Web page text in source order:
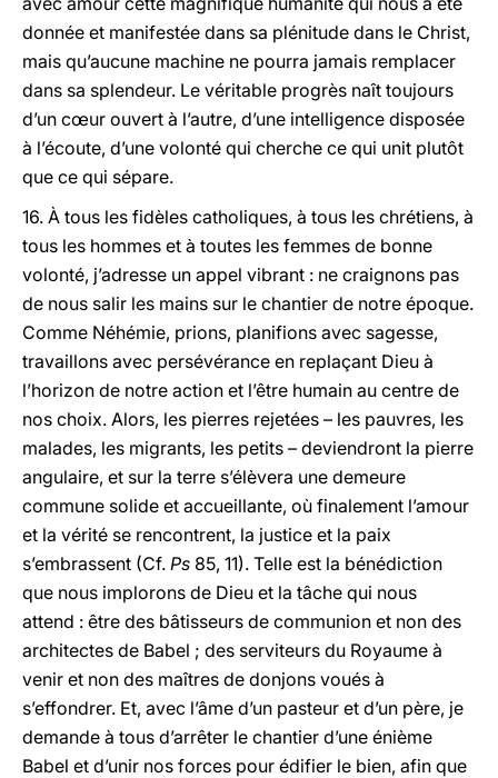
donnée et manifestée dans sa plénitude dans le Christ,
mais qu’aucune machine ne pourra jamais remplacer
dans sa splendeur. Le véritable progrès naît toujours
d’un cœur ouvert à l’autre, d’une intelligence disposée
à l’écoute, d’une volonté qui cherche ce qui unit plutôt
que ce qui sépare.
16. À tous les fidèles catholiques, à tous les chrétiens, à
tous les hommes et à toutes les femmes de bonne
volonté, j’adresse un appel vibrant : ne craignons pas
de nous salir les mains sur le chantier de notre époque.
Comme Néhémie, prions, planifions avec sagesse,
travaillons avec persévérance en replaçant Dieu à
l’horizon de notre action et l’être humain au centre de
nos choix. Alors, les pierres rejetées – les pauvres, les
malades, les migrants, les petits – deviendront la pierre
angulaire, et sur la terre s’élèvera une demeure
commune solide et accueillante, où finalement l’amour
et la vérité se rencontrent, la justice et la paix
s’embrassent (Cf. Ps 85, 11). Telle est la bénédiction
que nous implorons de Dieu et la tâche qui nous
attend : être des bâtisseurs de communion et non des
architectes de Babel ; des serviteurs du Royaume à
venir et non des maîtres de donjons voués à
s’effondrer. Et, avec l’âme d’un pasteur et d’un père, je
demande à tous d’arrêter le chantier d’une énième
Babel et d’unir nos forces pour édifier le bien, afin que